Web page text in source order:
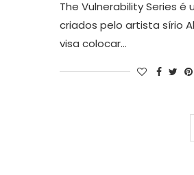
The Vulnerability Series é
criados pelo artista sírio
visa colocar…